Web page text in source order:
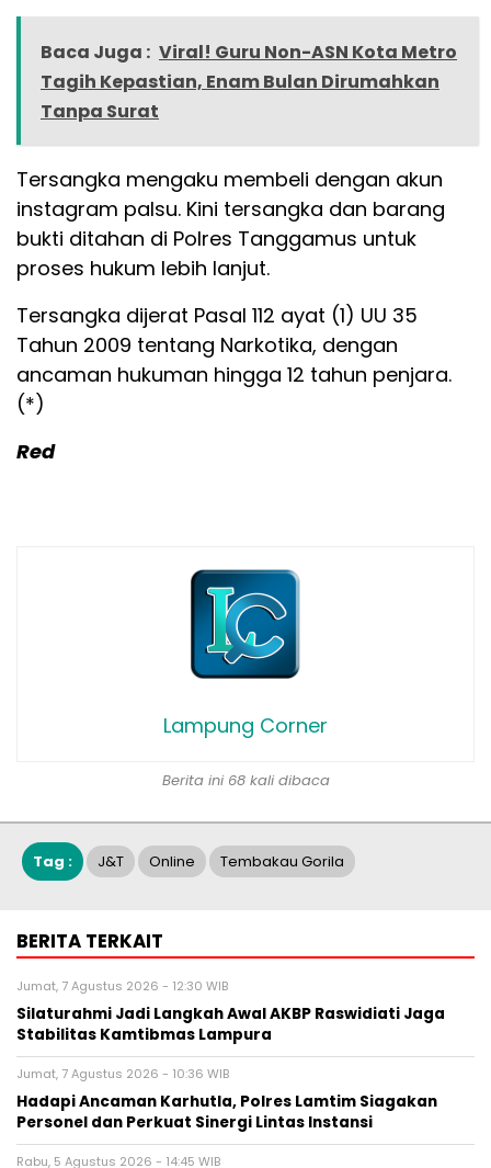
Baca Juga : Viral! Guru Non-ASN Kota Metro
Tagih Kepastian, Enam Bulan Dirumahkan
Tanpa Surat
Tersangka mengaku membeli dengan akun
instagram palsu. Kini tersangka dan barang
bukti ditahan di Polres Tanggamus untuk
proses hukum lebih lanjut.
Tersangka dijerat Pasal 112 ayat (1) UU 35
Tahun 2009 tentang Narkotika, dengan
ancaman hukuman hingga 12 tahun penjara.
(*)
Red
Lampung Corner
Berita ini 68 kali dibaca
Tag : J&T Online Tembakau Gorila
BERITA TERKAIT
Jumat, 7 Agustus 2026 - 12:30 WIB
Silaturahmi Jadi Langkah Awal AKBP Raswidiati Jaga
Stabilitas Kamtibmas Lampura
Jumat, 7 Agustus 2026 - 10:36 WIB
Hadapi Ancaman Karhutla, Polres Lamtim Siagakan
Personel dan Perkuat Sinergi Lintas Instansi
Rabu, 5 Agustus 2026 - 14:45 WIB